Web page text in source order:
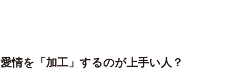
情を「加工」するのが上手い人？